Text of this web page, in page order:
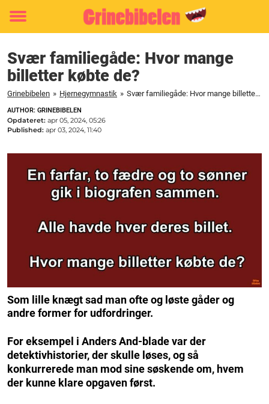
Toggle
Svær familiegåde: Hvor mange
billetter købte de?
Grinebibelen » Hjernegymnastik » Svær familiegåde: Hvor mange billetter købte de?
AUTHOR: GRINEBIBELEN
Opdateret: apr 05, 2024, 05:26
Published: apr 03, 2024, 11:40
Som lille knægt sad man ofte og løste gåder og
andre former for udfordringer.
For eksempel i Anders And-blade var der
detektivhistorier, der skulle løses, og så
konkurrerede man mod sine søskende om, hvem
der kunne klare opgaven først.